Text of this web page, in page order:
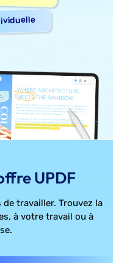
UPDF
travailler. Trouvez la
à votre travail ou à